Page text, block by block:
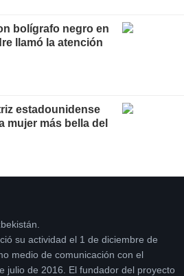
bolígrafo negro en
llamó la atención
estadounidense
mujer más bella del
su actividad el 1 de diciembre de
medio de comunicación con el
julio de 2016. El fundador del proyecto